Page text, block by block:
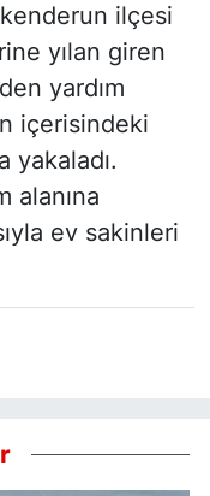
ilçesi
yılan giren
yardım
içerisindeki
yakaladı.
alanına
ev sakinleri